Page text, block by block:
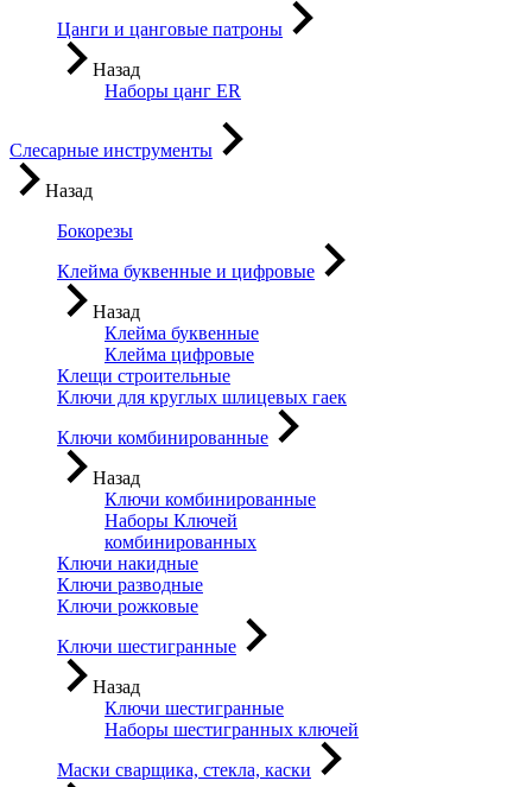
Цанги и цанговые патроны
Назад
Наборы цанг ER
Слесарные инструменты
Назад
Бокорезы
Клейма буквенные и цифровые
Назад
Клейма буквенные
Клейма цифровые
Клещи строительные
Ключи для круглых шлицевых гаек
Ключи комбинированные
Назад
Ключи комбинированные
Наборы Ключей
комбинированных
Ключи накидные
Ключи разводные
Ключи рожковые
Ключи шестигранные
Назад
Ключи шестигранные
Наборы шестигранных ключей
Маски сварщика, стекла, каски